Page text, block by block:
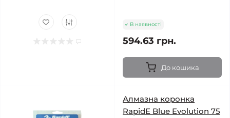
В наявності
594.63 грн.
До кошика
Алмазна коронка
RapidE Blue Evolution 75